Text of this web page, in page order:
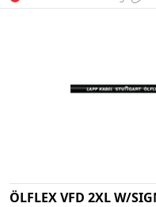
ÖLFLEX VFD 2XL W/